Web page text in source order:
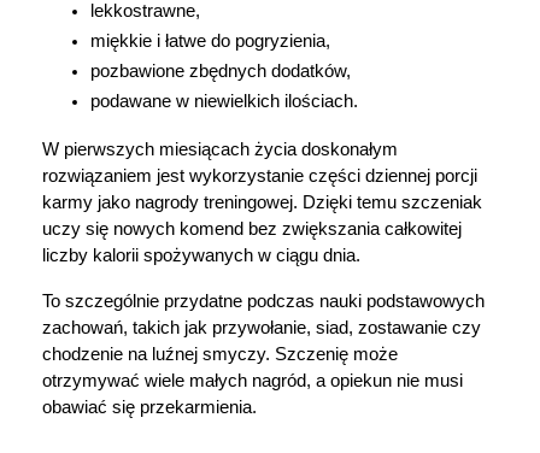
lekkostrawne,
miękkie i łatwe do pogryzienia,
pozbawione zbędnych dodatków,
podawane w niewielkich ilościach.
W pierwszych miesiącach życia doskonałym
rozwiązaniem jest wykorzystanie części dziennej porcji
karmy jako nagrody treningowej. Dzięki temu szczeniak
uczy się nowych komend bez zwiększania całkowitej
liczby kalorii spożywanych w ciągu dnia.
To szczególnie przydatne podczas nauki podstawowych
zachowań, takich jak przywołanie, siad, zostawanie czy
chodzenie na luźnej smyczy. Szczenię może
otrzymywać wiele małych nagród, a opiekun nie musi
obawiać się przekarmienia.